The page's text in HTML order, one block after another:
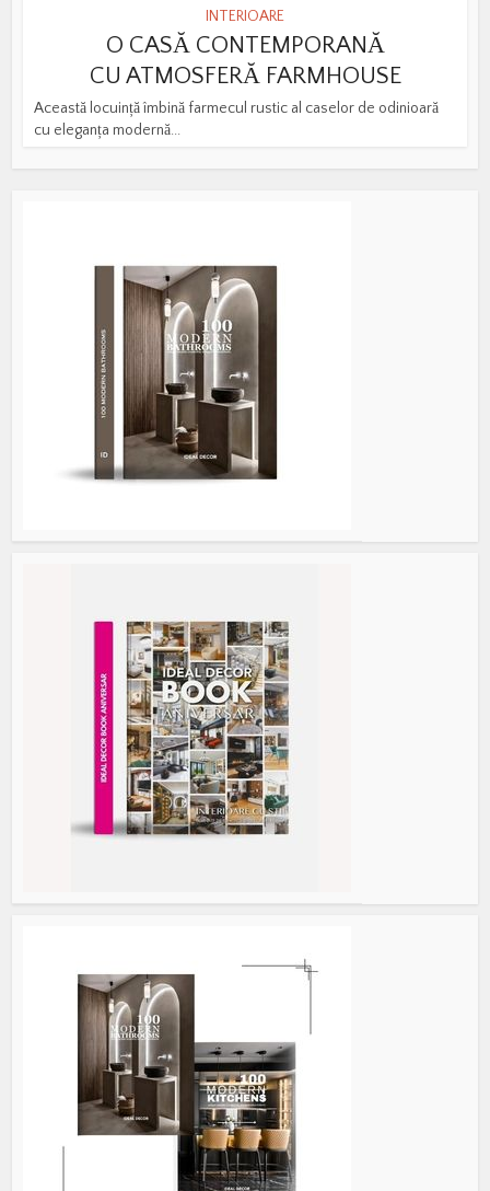
INTERIOARE
O CASĂ CONTEMPORANĂ
CU ATMOSFERĂ FARMHOUSE
Această locuință îmbină farmecul rustic al caselor de odinioară
cu eleganța modernă...